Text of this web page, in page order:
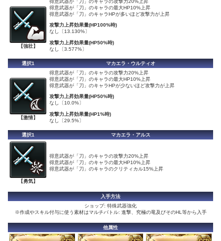
【強壮】
得意武器が「刀」のキャラの最大HP10%上昇
得意武器が「刀」のキャラHPが多いほど攻撃力が上昇
攻撃力上昇効果量(HP100%時)
なし〔13.130%〕
攻撃力上昇効果量(HP50%時)
なし〔3.577%〕
選択1 マカエラ・ウルティオ
【激情】
得意武器が「刀」のキャラの攻撃力20%上昇
得意武器が「刀」のキャラの最大HP10%上昇
得意武器が「刀」のキャラHPが少ないほど攻撃力が上昇
攻撃力上昇効果量(HP50%時)
なし〔10.0%〕
攻撃力上昇効果量(HP1%時)
なし〔29.5%〕
選択1 マカエラ・アルス
【勇気】
得意武器が「刀」のキャラの攻撃力20%上昇
得意武器が「刀」のキャラの最大HP10%上昇
得意武器が「刀」のキャラのクリティカル15%上昇
入手方法
ショップ: 特殊武器強化
※作成やスキル付与に使う素材はマルチバトル: 進撃、究極の竜及びそのHL等から入手
他属性